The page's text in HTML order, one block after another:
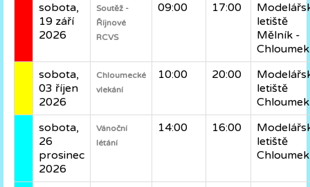
sobota,
19 září
2026
Soutěž -
Říjnové
RCVS
09:00 17:00
letiště
Mělník -
Chloumek
sobota,
03 říjen
2026
Chloumecké
vlekání
10:00 20:00
letiště
Chloumek
sobota,
26
prosinec
2026
Vánoční
létání
14:00 16:00
letiště
Chloumek